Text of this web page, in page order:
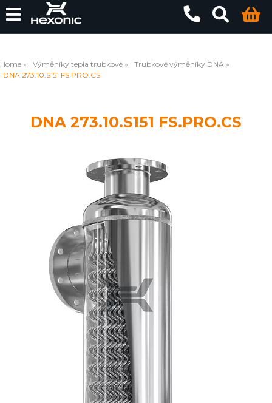
Home Výměníky tepla trubkové
Trubkové výměníky DNA
DNA 273.10.S151 FS.PRO.CS
DNA 273.10.S151 FS.PRO.CS